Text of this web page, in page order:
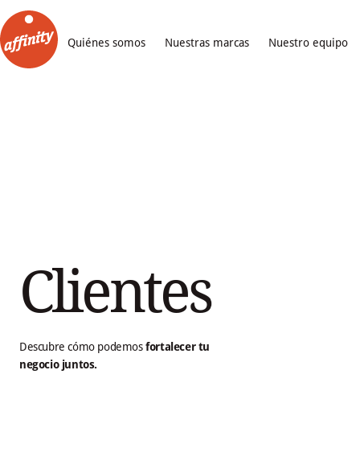
Quiénes somos Nuestras marcas Nuestro equipo
Clientes
Descubre cómo podemosfortalecer tu
negocio juntos.